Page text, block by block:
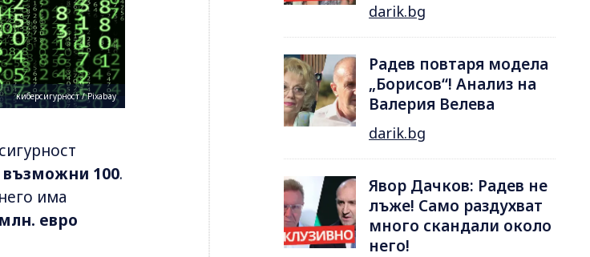
киберсигурност / Pixabay
възможни 100.
има
евро
darik.bg
Радев повтаря модела
„Борисов“! Анализ на
Валерия Велева
darik.bg
Явор Дачков: Радев не
лъже! Само раздухват
много скандали около
него!